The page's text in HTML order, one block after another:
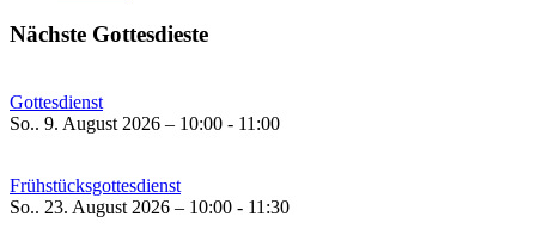
Nächste Gottesdieste
Gottesdienst
So.. 9. August 2026 – 10:00 - 11:00
Frühstücksgottesdienst
So.. 23. August 2026 – 10:00 - 11:30